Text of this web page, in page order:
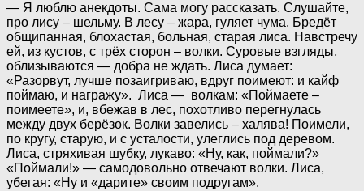
— Я люблю анекдоты. Сама могу рассказать. Слушайте,
про лису – шельму. В лесу – жара, гуляет чума. Бредёт
общипанная, блохастая, больная, старая лиса. Навстречу
ей, из кустов, с трёх сторон – волки. Суровые взгляды,
облизываются — добра не ждать. Лиса думает:
«Разорвут, лучше позаигриваю, вдруг поимеют: и кайф
поймаю, и награжу». Лиса — волкам: «Поймаете –
поимеете», и, вбежав в лес, похотливо перегнулась
между двух берёзок. Волки завелись – халява! Поимели,
по кругу, старую, и с усталости, улеглись под деревом.
Лиса, стряхивая шубку, лукаво: «Ну, как, поймали?»
«Поймали!» — самодовольно отвечают волки. Лиса,
убегая: «Ну и «дарите» своим подругам».